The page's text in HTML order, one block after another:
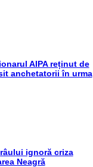
AIPA reținut de
anchetatorii în urma
ignoră criza
Neagră